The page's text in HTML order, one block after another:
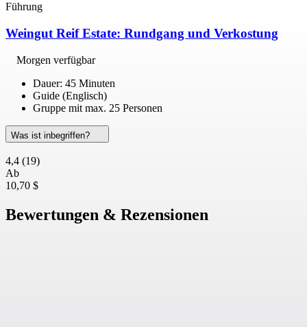
Führung
Weingut Reif Estate: Rundgang und Verkostung
Morgen verfügbar
Dauer: 45 Minuten
Guide (Englisch)
Gruppe mit max. 25 Personen
Was ist inbegriffen?
4,4 (19)
Ab
10,70 $
Bewertungen & Rezensionen